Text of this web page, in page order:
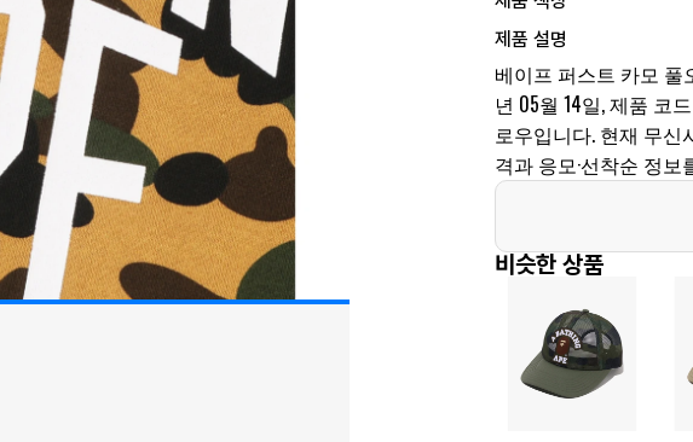
제품 설명
베이프 퍼스트 카모 풀
년 05월 14일, 제품 코
로우입니다. 현재 무신
격과 응모·선착순 정
비슷한 상품